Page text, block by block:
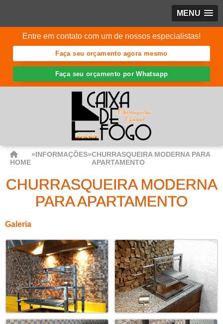
MENU
Entre em contato com um de nossos especialistas!
Faça seu orçamento agora mesmo
Faça seu orçamento por Whatsapp
HOME
»INFORMAÇÕES»CHURRASQUEIRA MODERNA PARA
APARTAMENTO
CHURRASQUEIRA MODERNA
PARA APARTAMENTO
Galeria